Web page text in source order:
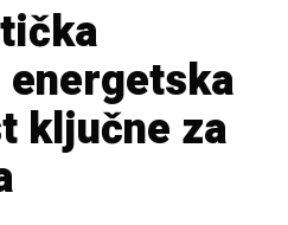
ključne za